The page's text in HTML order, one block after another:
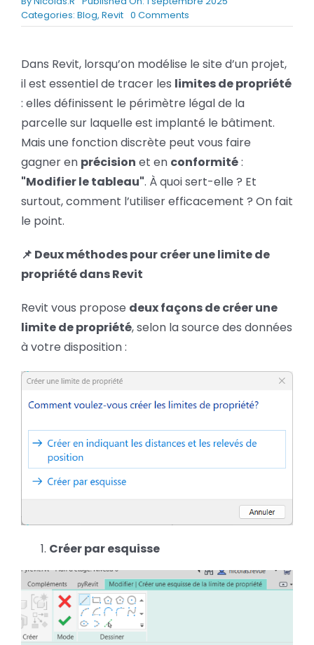
BLOG
SOCIETE
Rechercher:
Categories: Blog, Revit 0 Commentson
Revit
Comprendre
la
fonction
« Modifier
tableau »
pour
les
limites
de
propriété
Dans Revit, lorsqu’on modélise le site d’un projet,
il est essentiel de tracer les limites de propriété
: elles définissent le périmètre légal de la
parcelle sur laquelle est implanté le bâtiment.
Mais une fonction discrète peut vous faire
gagner en précision et en conformité:
"Modifier le tableau". À quoi sert-elle ? Et
surtout, comment l’utiliser efficacement ? On fait
le point.
📌 Deux méthodes pour créer une limite de
propriété dans Revit
Revit vous propose deux façons de créer une
limite de propriété, selon la source des données
à votre disposition :
Créer par esquisse